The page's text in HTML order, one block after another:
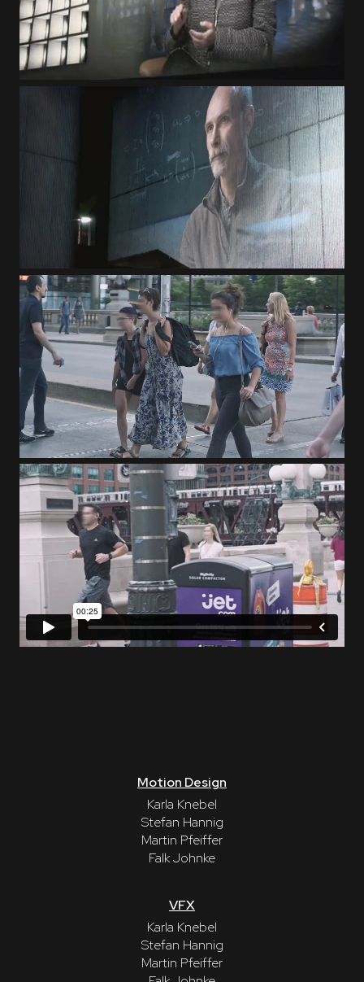
Motion Design
Karla Knebel
Stefan Hannig
Martin Pfeiffer
Falk Johnke
VFX
Karla Knebel
Stefan Hannig
Martin Pfeiffer